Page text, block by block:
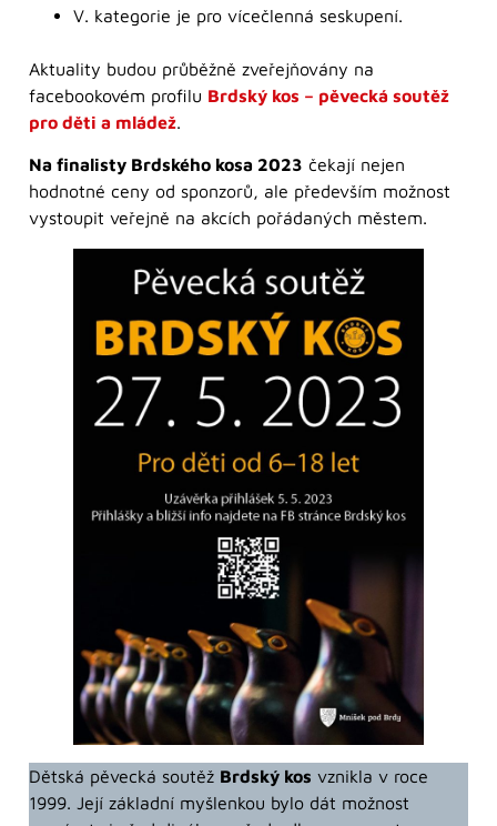
V. kategorie je pro vícečlenná seskupení.
Aktuality budou průběžně zveřejňovány na
facebookovém profilu Brdský kos – pěvecká soutěž
pro děti a mládež.
Na finalisty Brdského kosa 2023 čekají nejen
hodnotné ceny od sponzorů, ale především možnost
vystoupit veřejně na akcích pořádaných městem.
Dětská pěvecká soutěž Brdský kos vznikla v roce
1999. Její základní myšlenkou bylo dát možnost